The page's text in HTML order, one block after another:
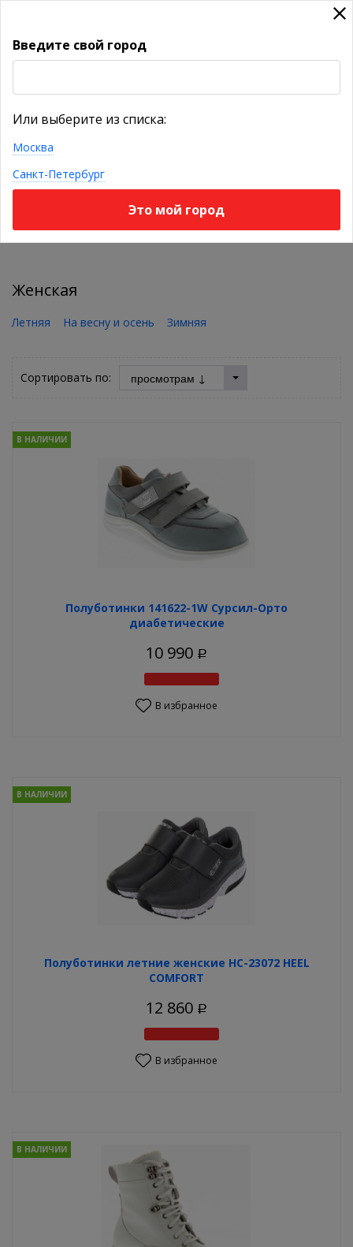
Фильтр
Женская
Летняя На весну и осень Зимняя
Сортировать по:
Полуботинки 141622-1W Сурсил-Орто
диабетические
В НАЛИЧИИ
10 990 Р
В избранное
Полуботинки летние женские HC-23072 HEEL
COMFORT
В НАЛИЧИИ
12 860 Р
В избранное
В НАЛИЧИИ
Введите свой город
Или выберите из списка:
Москва
Санкт-Петербург
Это мой город